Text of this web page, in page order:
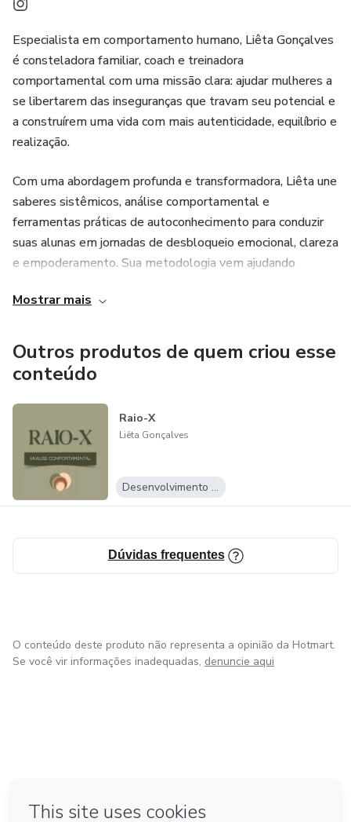
mulher adulta, consciente e livre.
Você sai com clareza prática, não só com insights. Aprende
a agir diferente sem culpa, a se posicionar sem medo e a
construir vínculos sem carregar o que não te pertence.
Amplexa Mentoria é para quem está pronta para
abandonar o roteiro herdado e criar um destino próprio:
Não é terapia.
É transformação sistêmica com direção.
Especialista em comportamento humano, Liêta Gonçalves
é consteladora familiar, coach e treinadora
comportamental com uma missão clara: ajudar mulheres a
se libertarem das inseguranças que travam seu potencial e
a construírem uma vida com mais autenticidade, equilíbrio e
realização.
Com uma abordagem profunda e transformadora, Liêta une
saberes sistêmicos, análise comportamental e
ferramentas práticas de autoconhecimento para conduzir
suas alunas em jornadas de desbloqueio emocional, clareza
e empoderamento. Sua metodologia vem ajudando
presentes e alinhadas com seus valores e desejos reais.
Ela credita que uma mulher livre é aquela que conhece
suas raízes, honra sua história e escolhe, com consciência, o
caminho que deseja trilhar.
Mostrar mais
Outros produtos de quem criou esse
conteúdo
Raio-X
Liêta Gonçalves
Desenvolvimento Pessoal
Dúvidas frequentes
O conteúdo deste produto não representa a opinião da Hotmart.
Se você vir informações inadequadas, denuncie aqui
Feito com ❤ em Bogotá